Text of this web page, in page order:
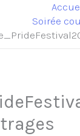
Soirée